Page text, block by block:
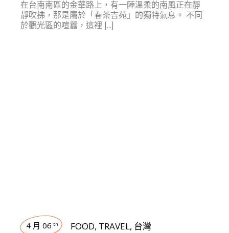
在台南南區的金華路上，有一陣溫柔的南風正在靜
靜吹拂，那是屬於「春茶吉苑」的獨特氣息。 不同
於觀光區的喧囂，這裡 […]
4 月 06 th FOOD, TRAVEL, 台灣